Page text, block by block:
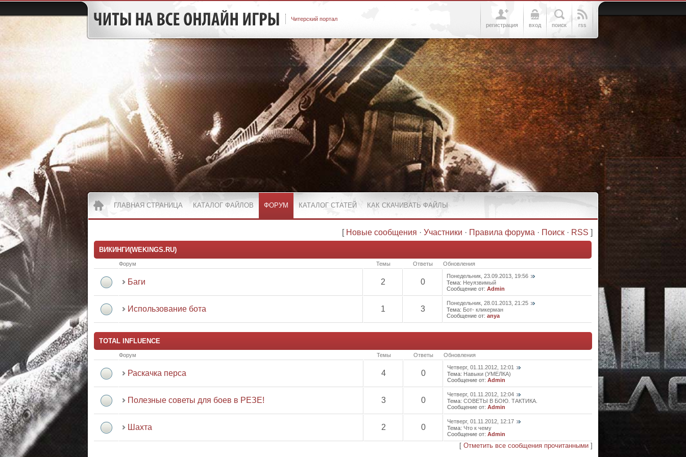
Читерский портал
регистрация
вход поиск rss
ГЛАВНАЯ СТРАНИЦА КАТАЛОГ ФАЙЛОВ ФОРУМ КАТАЛОГ СТАТЕЙ КАК СКАЧИВАТЬ ФАЙЛЫ
[ Новые сообщения · Участники · Правила форума · Поиск · RSS ]
ВИКИНГИ(WEKINGS.RU)
Форум Темы Ответы Обновления
Баги 2 0
Понедельник, 23.09.2013, 19:56
Тема: Неуязвимый
Сообщение от: Admin
Использование бота 1 3
Понедельник, 28.01.2013, 21:25
Тема: Бот- кликерман
Сообщение от: anya
TOTAL INFLUENCE
Форум Темы Ответы Обновления
Раскачка перса 4 0
Четверг, 01.11.2012, 12:01
Тема: Навыки (УМЕЛКА)
Сообщение от: Admin
Полезные советы для боев в РЕЗЕ! 3 0
Четверг, 01.11.2012, 12:04
Тема: СОВЕТЫ В БОЮ. ТАКТИКА.
Сообщение от: Admin
Шахта 2 0
Четверг, 01.11.2012, 12:17
Тема: Что к чему
Сообщение от: Admin
[ Отметить все сообщения прочитанными ]